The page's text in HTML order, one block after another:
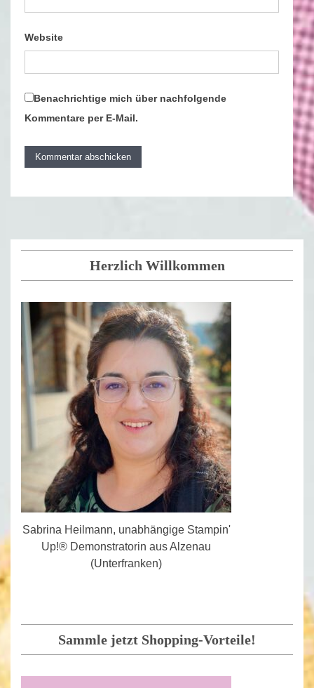
Website
Benachrichtige mich über nachfolgende
Kommentare per E-Mail.
Herzlich Willkommen
Sabrina Heilmann, unabhängige Stampin'
Up!® Demonstratorin aus Alzenau
(Unterfranken)
Sammle jetzt Shopping-Vorteile!